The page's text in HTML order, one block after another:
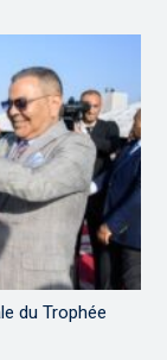
du Trophée